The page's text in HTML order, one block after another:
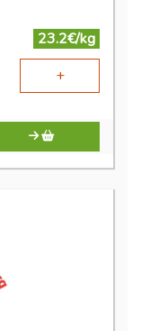
23.2€/kg
+